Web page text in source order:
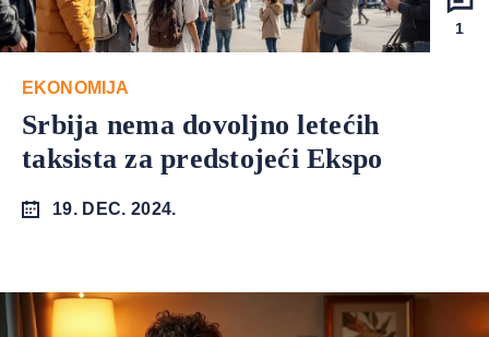
1
EKONOMIJA
Srbija nema dovoljno letećih
taksista za predstojeći Ekspo
19. DEC. 2024.